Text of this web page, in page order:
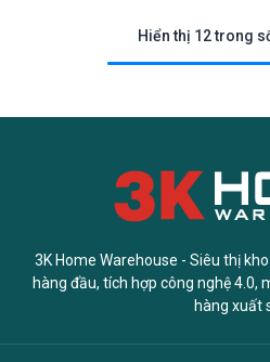
Hiển thị 12 trong
3K Home Warehouse - Siêu thị
hàng đầu, tích hợp công nghệ 4.0,
hàng xuất